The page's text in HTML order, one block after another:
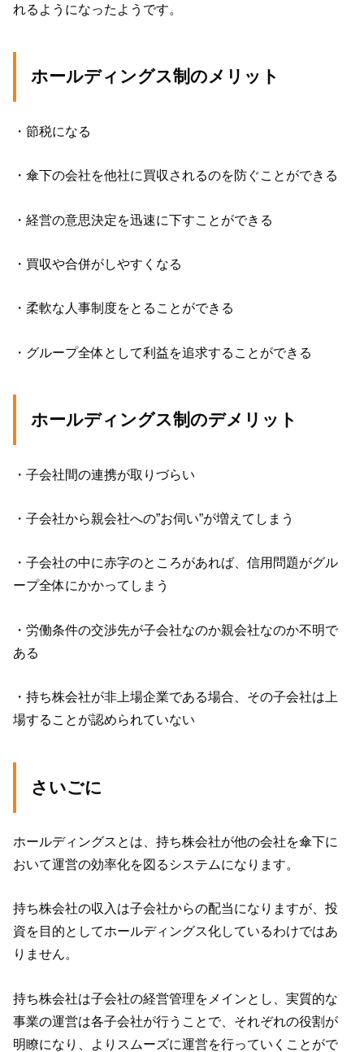
れるようになったようです。
ホールディングス制のメリット
・節税になる
・傘下の会社を他社に買収されるのを防ぐことができる
・経営の意思決定を迅速に下すことができる
・ 買収や合併がしやすくなる
・柔軟な人事制度をとることができる
・ グループ全体として利益を追求することができる
ホールディングス制のデメリット
・子会社間の連携が取りづらい
・子会社から親会社への”お伺い”が増えてしまう
・子会社の中に赤字のところがあれば、信用問題がグル
ープ全体にかかってしまう
・労働条件の交渉先が子会社なのか親会社なのか不明で
ある
・持ち株会社が非上場企業である場合、その子会社は上
場することが認められていない
さいごに
ホールディングスとは、持ち株会社が他の会社を傘下に
おいて運営の効率化を図るシステムになります。
持ち株会社の収入は子会社からの配当になりますが、投
資を目的としてホールディングス化しているわけではあ
りません。
持ち株会社は子会社の経営管理をメインとし、実質的な
事業の運営は各子会社が行うことで、それぞれの役割が
明瞭になり、よりスムーズに運営を行っていくことがで